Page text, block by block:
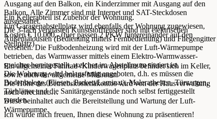
Ausgang auf den Balkon, ein Kinderzimmer mit Ausgang auf den
Balkon. Alle Zimmer sind mit Internet und SAT-Steckdosen
ausgestattet.
Die 3-fach verglasten Kunststofffenster sind mit elektrischen
Außenjalousien (Bedienung mittels Fernbedienung) und Fliegengitter
versehen. Die Fußbodenheizung wird mit der Luft-Wärmepumpe
betrieben, das Warmwasser mittels einem Elektro-Warmwasser-
speicher bereitgestellt, welcher im Abstellraum situiert ist.
Die Wohnung wird belagsfertig angeboten, d.h. es müssen die
Bodenbelege (Fliesen, Parkett/Laminat), Malerarbeiten, Türzargen,
Türblätter und die Sanitärgegenstände noch selbst fertiggestellt
werden.
Ein Kellerabteil ist Zubehör der Wohnung.
Ein Garagenabstellplatz wird ebenfalls der Wohnung zugewiesen,
Kosten € 10.000,- (hier passen 2 PKW hintereinander auf den
Stellplatz)
Ein allgemeiner Fahrrad-/Kinderwagenplatz befindet sich im Keller,
sowie auch der allgemeine Müllraum.
Die Höhe des Betriebskostenakontos wird von der Hausverwaltung
noch errechnet.
Diese beinhaltet auch die Bereitstellung und Wartung der Luft-
Wärmepumpe.
Ich würde mich freuen, Ihnen diese Wohnung zu präsentieren!